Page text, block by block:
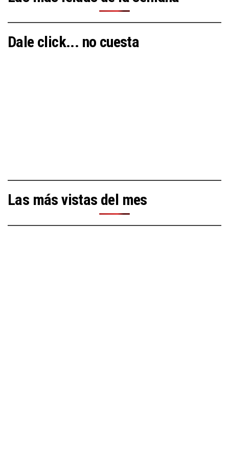
Dale click... no cuesta
Las más vistas del mes